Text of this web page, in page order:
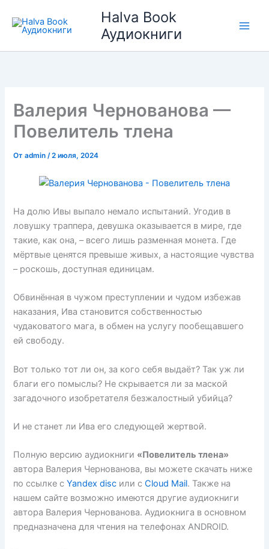
содержимому
Halva Book
Аудиокниги
Валерия Чернованова —
Повелитель тлена
Отadmin/2 июля, 2024
На долю Ивы выпало немало испытаний. Угодив в
ловушку траппера, девушка оказывается в мире, где
такие, как она, – всего лишь разменная монета. Где
мёртвые ценятся превыше живых, а настоящие чувства
– роскошь, доступная единицам.
Обвинённая в чужом преступлении и чудом избежав
наказания, Ива становится собственностью
чудаковатого мага, в обмен на услугу пообещавшего
ей свободу.
Вот только тот ли он, за кого себя выдаёт? Так уж ли
благи его помыслы? Не скрывается ли за маской
загадочного изобретателя безжалостный убийца?
И не станет ли Ива его следующей жертвой.
Полную версию аудиокниги «Повелитель тлена»
автора Валерия Чернованова, вы можете скачать ниже
по ссылке сYandex disc или сCloud Mail. Также на
нашем сайте возможно имеются другие аудиокниги
автора Валерия Чернованова. Аудиокнига в основном
предназначена для чтения на телефонах ANDROID.